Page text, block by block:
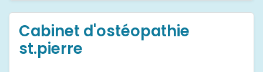
Cabinet d'ostéopathie
st.pierre